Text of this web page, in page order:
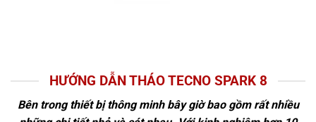
HƯỚNG DẪN THÁO TECNO SPARK 8
Bên trong thiết bị thông minh bây giờ bao gồm rất nhiều